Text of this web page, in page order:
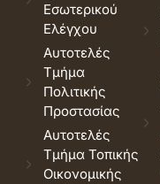
Εσωτερικού
Ελέγχου
Αυτοτελές
Τμήμα
Πολιτικής
Προστασίας
Αυτοτελές
Τμήμα Τοπικής
Οικονομικής